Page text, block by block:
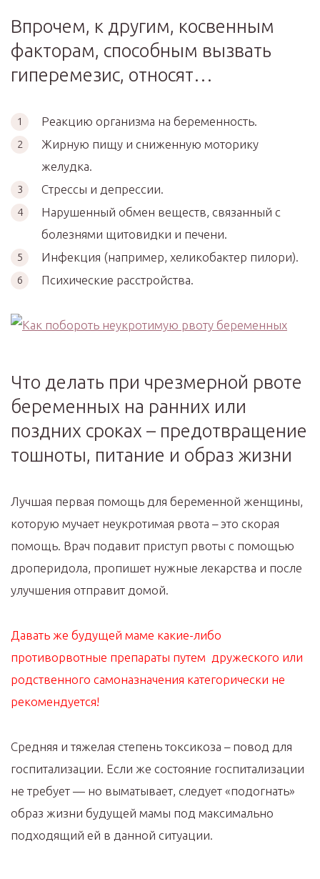
Впрочем, к другим, косвенным
факторам, способным вызвать
гиперемезис, относят…
Реакцию организма на беременность.
Жирную пищу и сниженную моторику
желудка.
Стрессы и депрессии.
Нарушенный обмен веществ, связанный с
болезнями щитовидки и печени.
Инфекция (например, хеликобактер пилори).
Психические расстройства.
Что делать при чрезмерной рвоте
беременных на ранних или
поздних сроках – предотвращение
тошноты, питание и образ жизни
Лучшая первая помощь для беременной женщины,
которую мучает неукротимая рвота – это скорая
помощь. Врач подавит приступ рвоты с помощью
дроперидола, пропишет нужные лекарства и после
улучшения отправит домой.
Давать же будущей маме какие-либо
противорвотные препараты путем дружеского или
родственного самоназначения категорически не
рекомендуется!
Средняя и тяжелая степень токсикоза – повод для
госпитализации. Если же состояние госпитализации
не требует — но выматывает, следует «подогнать»
образ жизни будущей мамы под максимально
подходящий ей в данной ситуации.